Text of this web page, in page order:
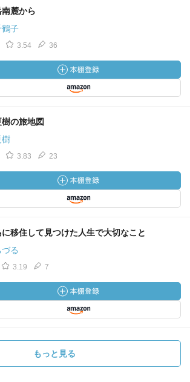
南麓から
鶴子
3.54 36
の旅地図
樹
3.83 23
移住して見つけた人生で大切なこと
る
3.19 7
もっと見る